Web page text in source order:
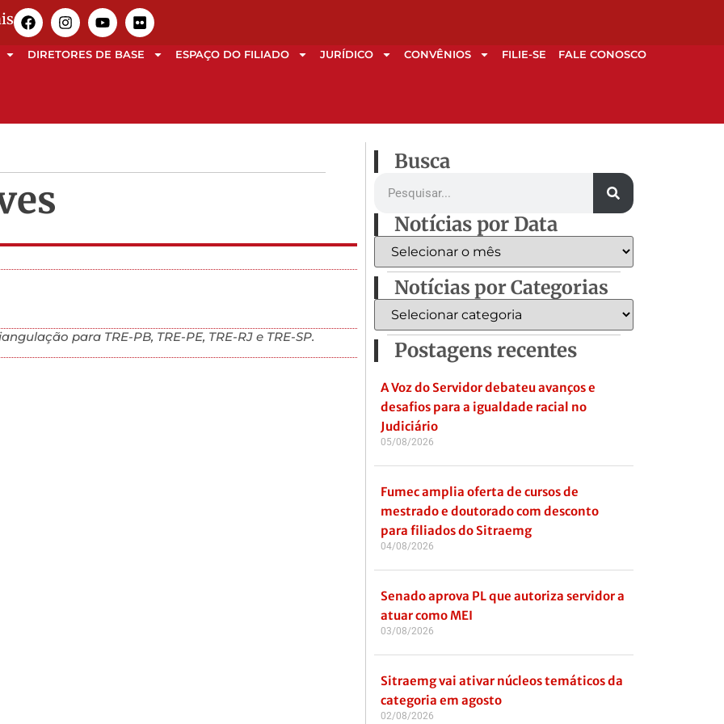
DIRETORES DE BASE ESPAÇO DO FILIADO JURÍDICO CONVÊNIOS FILIE-SE FALE CONOSCO
para TRE-PB, TRE-PE, TRE-RJ e TRE-SP.
Busca
Notícias por Data
Notícias por Categorias
Postagens recentes
A Voz do Servidor debateu avanços e
desafios para a igualdade racial no
Judiciário
05/08/2026
Fumec amplia oferta de cursos de
mestrado e doutorado com desconto
para filiados do Sitraemg
04/08/2026
Senado aprova PL que autoriza servidor a
atuar como MEI
03/08/2026
Sitraemg vai ativar núcleos temáticos da
categoria em agosto
02/08/2026